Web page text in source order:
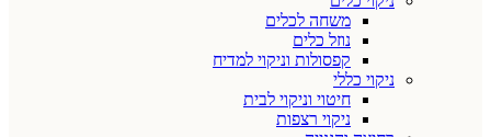
משחה לכלים
נוזל כלים
קפסולות וניקוי למדיח
ניקוי כללי
חיטוי וניקוי לבית
ניקוי רצפות